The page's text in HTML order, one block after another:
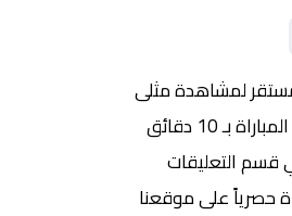
مستقر لمشاهدة مثلى
بـ 10 دقائق
قسم التعليقات
حصرياً على موقعنا